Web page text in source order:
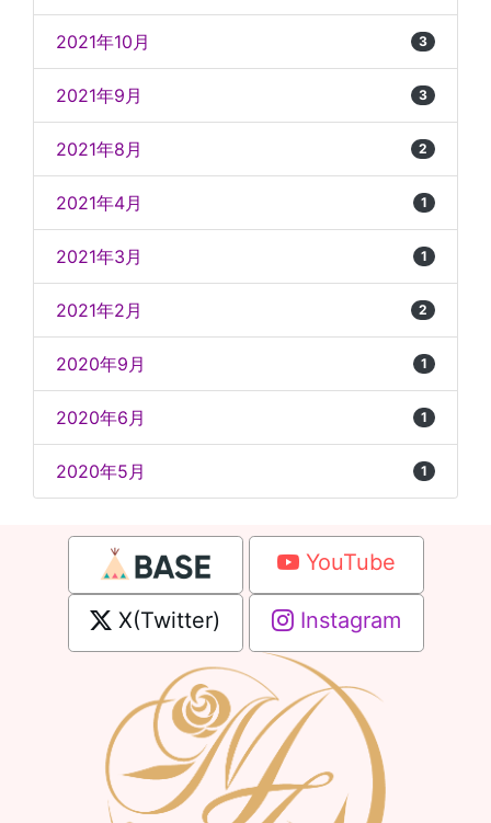
2021年10月 3
2021年9月 3
2021年8月 2
2021年4月 1
2021年3月 1
2021年2月 2
2020年9月 1
2020年6月 1
2020年5月 1
YouTube
X(Twitter) Instagram